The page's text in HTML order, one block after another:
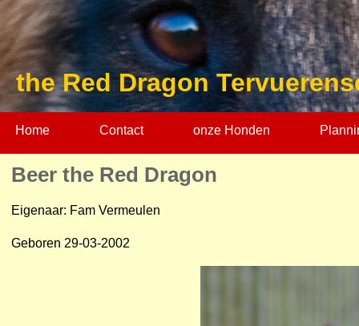
the Red Dragon
Home Contact onze Honden
Beer the Red Dragon
Eigenaar: Fam Vermeulen
Geboren 29-03-2002